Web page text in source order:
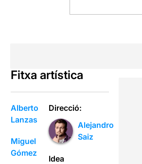
Fitxa artística
Alberto
Lanzas
Miguel
Gómez
Direcció:
Alejandro
Saiz
Idea